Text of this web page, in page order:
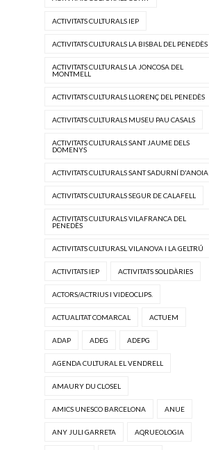
ACTIVITATS CULTURALS IEP
ACTIVITATS CULTURALS LA BISBAL DEL PENEDÈS
ACTIVITATS CULTURALS LA JONCOSA DEL
MONTMELL
ACTIVITATS CULTURALS LLORENÇ DEL PENEDÈS
ACTIVITATS CULTURALS MUSEU PAU CASALS
ACTIVITATS CULTURALS SANT JAUME DELS
DOMENYS
ACTIVITATS CULTURALS SANT SADURNÍ D'ANOIA
ACTIVITATS CULTURALS SEGUR DE CALAFELL
ACTIVITATS CULTURALS VILAFRANCA DEL
PENEDÈS
ACTIVITATS CULTURASL VILANOVA I LA GELTRÚ
ACTIVITATS IEP ACTIVITATS SOLIDÀRIES
ACTORS/ACTRIUS I VIDEOCLIPS.
ACTUALITAT COMARCAL ACTUEM
ADAP ADEG ADEPG
AGENDA CULTURAL EL VENDRELL
AMAURY DU CLOSEL
AMICS UNESCO BARCELONA ANUE
ANY JULI GARRETA AQRUEOLOGIA